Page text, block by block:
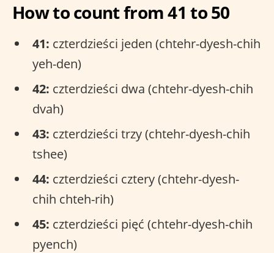
How to count from 41 to 50
41: czterdzieści jeden (chtehr-dyesh-chih
yeh-den)
42: czterdzieści dwa (chtehr-dyesh-chih
dvah)
43: czterdzieści trzy (chtehr-dyesh-chih
tshee)
44: czterdzieści cztery (chtehr-dyesh-
chih chteh-rih)
45: czterdzieści pięć (chtehr-dyesh-chih
pyench)